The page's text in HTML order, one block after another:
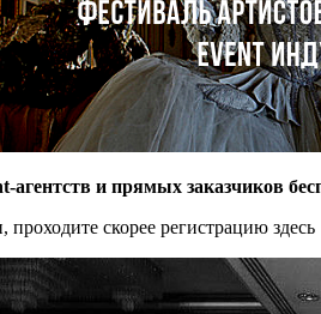
агентств и прямых заказчиков
скорее регистрацию здесь